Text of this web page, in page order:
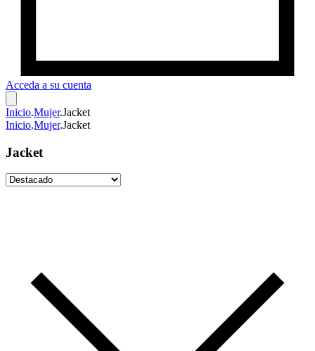
Acceda a su cuenta
Inicio.Mujer.Jacket
Inicio.Mujer.Jacket
Jacket